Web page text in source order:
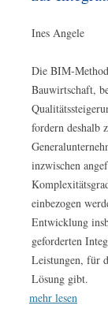
Ines Angele
Die BIM-
Bauwirtschaft,
fordern deshalb
inzwischen
einbezogen
Entwicklung
geforderten
Leistungen, für
Lösung gibt.
mehr lesen